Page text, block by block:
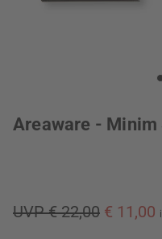
Areaware -
UVP € 22,00 € 11,00